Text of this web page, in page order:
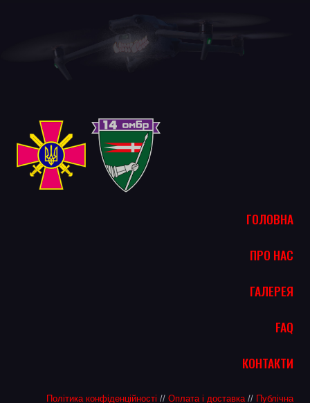
ГОЛОВНА
ПРО НАС
ГАЛЕРЕЯ
FAQ
КОНТАКТИ
Політика конфіденційності // Оплата і доставка// Публічна